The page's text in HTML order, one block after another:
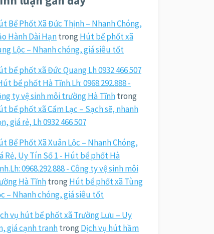
Bể Phốt Xã Đức Thịnh – Nhanh Chóng,
Hành Dài Hạntrong Hút bể phốt xã
Lộc – Nhanh chóng, giá siêu tốt
bể phốt xã Đức Quang Lh 0932 466 507
bể phốt Hà Tĩnh.Lh: 0968.292.888 -
ty vệ sinh môi trường Hà Tĩnhtrong
bể phốt xã Cẩm Lạc – Sạch sẽ, nhanh
giá rẻ, Lh 0932 466 507
Bể Phốt Xã Xuân Lộc – Nhanh Chóng,
Rẻ, Uy Tín Số 1 - Hút bể phốt Hà
0968.292.888 - Công ty vệ sinh môi
Hà Tĩnhtrong Hút bể phốt xã Tùng
– Nhanh chóng, giá siêu tốt
vụ hút bể phốt xã Trường Lưu – Uy
giá cạnh tranhtrong Dịch vụ hút hầm